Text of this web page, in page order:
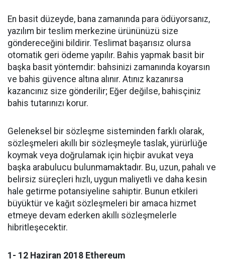
En basit düzeyde, bana zamanında para ödüyorsanız,
yazılım bir teslim merkezine ürününüzü size
göndereceğini bildirir. Teslimat başarısız olursa
otomatik geri ödeme yapılır. Bahis yapmak basit bir
başka basit yöntemdir: bahsinizi zamanında koyarsın
ve bahis güvence altına alınır. Atınız kazanırsa
kazancınız size gönderilir; Eğer değilse, bahisçiniz
bahis tutarınızı korur.
Geleneksel bir sözleşme sisteminden farklı olarak,
sözleşmeleri akıllı bir sözleşmeyle taslak, yürürlüğe
koymak veya doğrulamak için hiçbir avukat veya
başka arabulucu bulunmamaktadır. Bu, uzun, pahalı ve
belirsiz süreçleri hızlı, uygun maliyetli ve daha kesin
hale getirme potansiyeline sahiptir. Bunun etkileri
büyüktür ve kağıt sözleşmeleri bir amaca hizmet
etmeye devam ederken akıllı sözleşmelerle
hibritleşecektir.
1- 12 Haziran 2018 Ethereum